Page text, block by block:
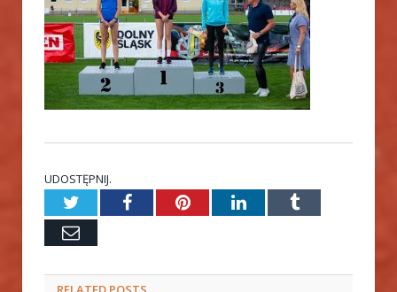
UDOSTĘPNIJ.
TwitterFacebookPinterestLinkedInTumblr
Email